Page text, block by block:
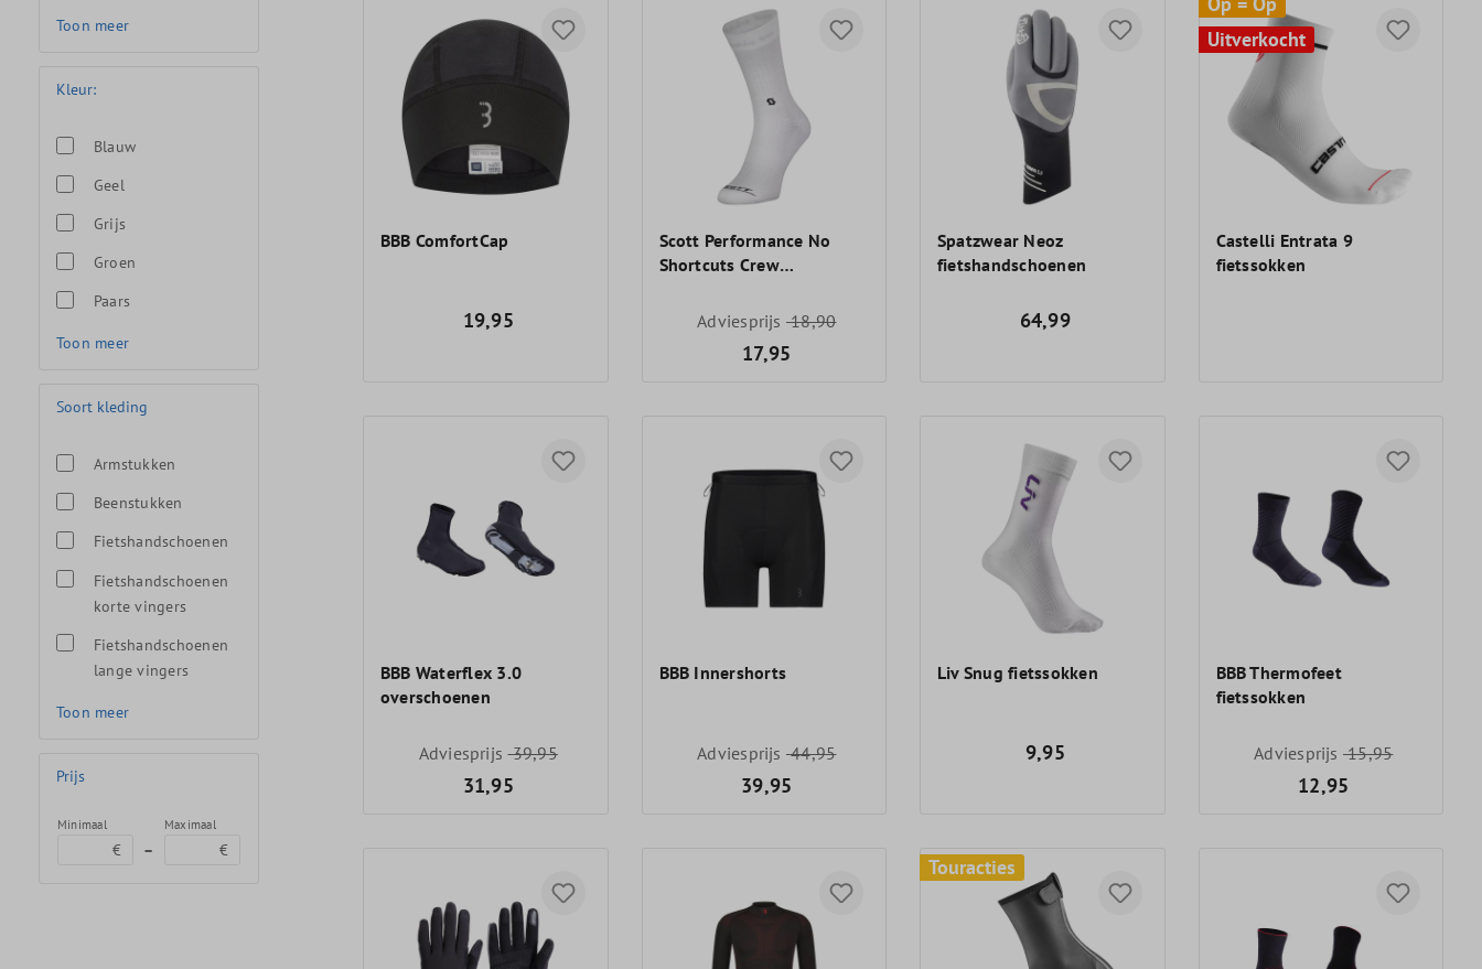
Toon meer
Kleur:
Blauw
Geel
Grijs
Groen
Paars
Toon meer
Soort kleding
Armstukken
Beenstukken
Fietshandschoenen
Fietshandschoenen
korte vingers
Fietshandschoenen
lange vingers
Toon meer
Prijs
Minimaal
€ –
Maximaal
€
BBB ComfortCap
19,95
Scott Performance No
Shortcuts Crew
Adviesprijs 18,90
17,95
Spatzwear Neoz
fietshandschoenen
64,99
Uitverkocht
Castelli Entrata 9
fietssokken
BBB Waterflex 3.0
overschoenen
Adviesprijs39,95
31,95
BBB Innershorts
Adviesprijs 44,95
39,95
Liv Snug fietssokken
9,95
BBB Thermofeet
fietssokken
Adviesprijs 15,95
12,95
Touracties